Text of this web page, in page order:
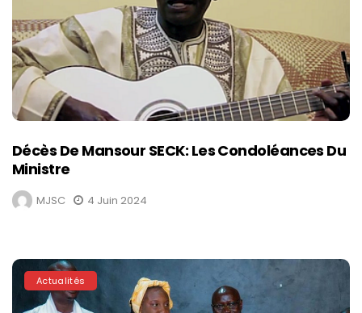
Décès De Mansour SECK: Les Condoléances Du
Ministre
MJSC 4 Juin 2024
Actualités